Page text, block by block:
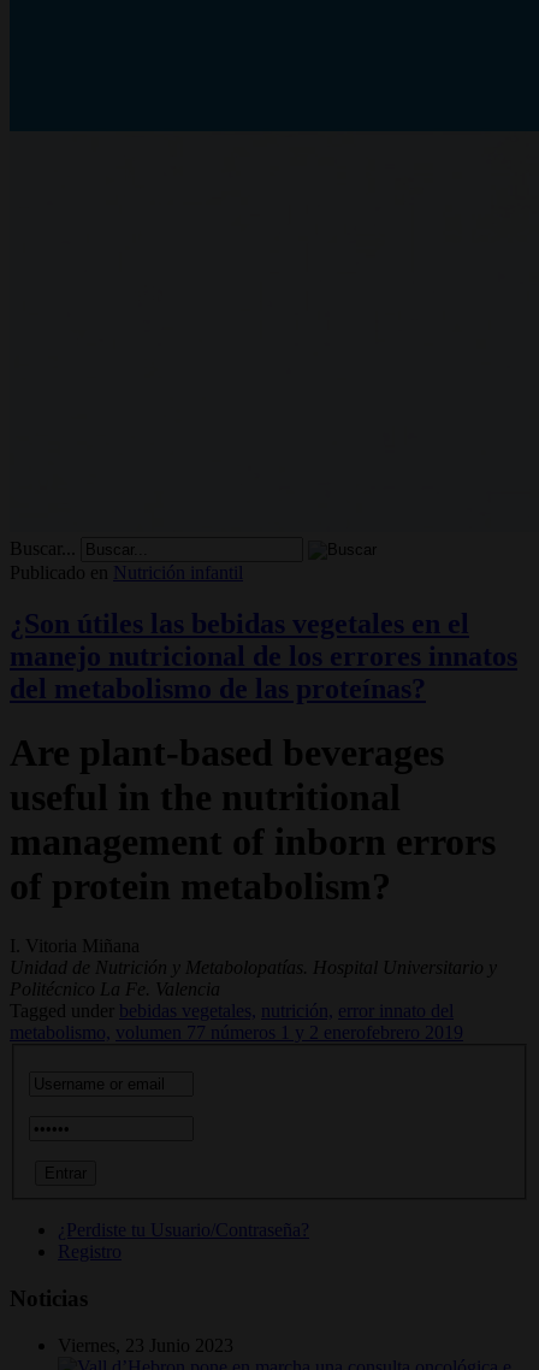
Buscar...
Publicado en
Nutrición infantil
¿Son útiles las bebidas vegetales en el
manejo nutricional de los errores innatos
del metabolismo de las proteínas?
Are plant-based beverages
useful in the nutritional
management of inborn errors
of protein metabolism?
I. Vitoria Miñana
Unidad de Nutrición y Metabolopatías. Hospital Universitario y
Politécnico La Fe. Valencia
Tagged under
bebidas vegetales, nutrición,
error innato del
metabolismo, volumen 77 números 1 y 2 enerofebrero 2019
¿Perdiste tu Usuario/Contraseña?
Registro
Noticias
Viernes, 23 Junio 2023